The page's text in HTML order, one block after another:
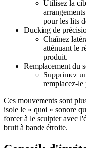
Utilisez la
pour les lits
Ducking de
Chaînez
atténuant le
produit.
Remplacement du
Supprimez
remplacez-le
Ces mouvements sont
isole le « quoi » sonore
forcer à le sculpter avec
bruit à bande étroite.